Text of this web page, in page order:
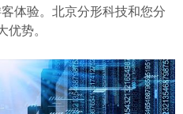
体验。北京分形科技和您分
优势。